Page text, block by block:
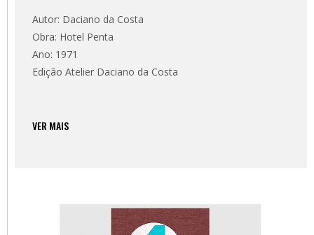
Autor: Daciano da Costa
Obra: Hotel Penta
Ano: 1971
Edição Atelier Daciano da Costa
VER MAIS